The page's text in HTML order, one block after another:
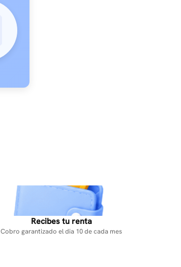
Recibes tu renta
Cobro garantizado el dia 10 de cada mes